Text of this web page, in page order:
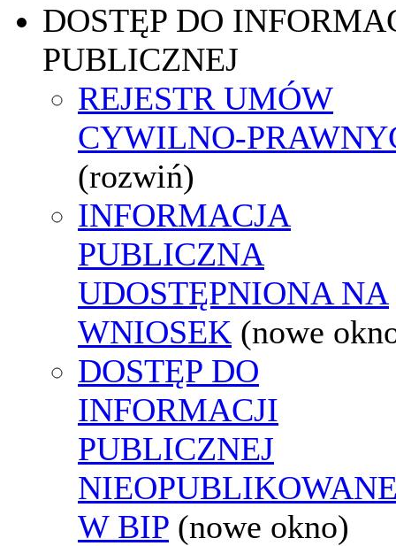
DOSTĘP DO
PUBLICZNEJ
REJESTR UMÓW
CYWILNO-
(rozwiń)
INFORMACJA
PUBLICZNA
UDOSTĘPNIONA NA
WNIOSEK (nowe
DOSTĘP DO
INFORMACJI
PUBLICZNEJ
W BIP (nowe okno)